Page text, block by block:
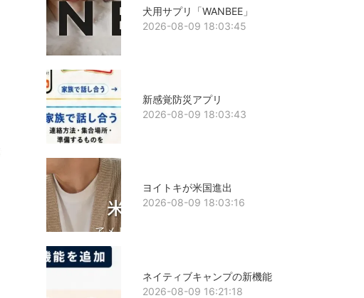
犬用サプリ「WANBEE」
2026-08-09 18:03:45
新感覚防災アプリ
2026-08-09 18:03:43
ヨイトキが米国進出
2026-08-09 18:03:16
ネイティブキャンプの新機能
2026-08-09 16:21:18